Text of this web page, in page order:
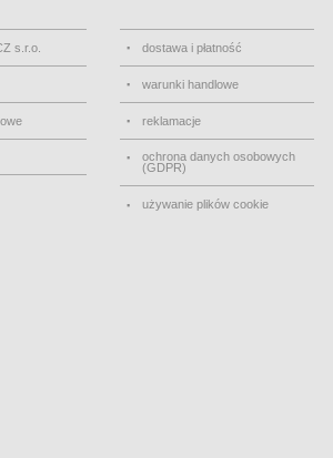
s.r.o. dostawa i płatność
warunki handlowe
reklamacje
ochrona danych osobowych
(GDPR)
używanie plików cookie